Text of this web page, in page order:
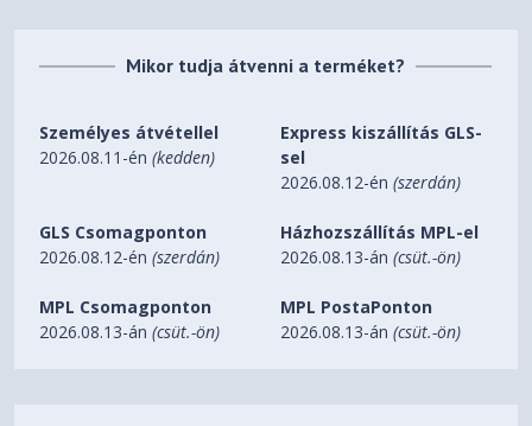
Képernyőméret (Class)57
Sík / Ívelt Ívelt
Aktív kijelző méret (Szé x Ma) (mm) 1394.6112 x
Ívelt képernyő1000R
Képarány32:9
Mikor tudja átvenni a terméket?
Személyes átvétellel
2026.08.11-én(kedden)
Express kiszállítás GLS-
sel
2026.08.12-én(szerdán)
GLS Csomagponton
2026.08.12-én(szerdán)
Házhozszállítás MPL-el
2026.08.13-án(csüt.-ön)
MPL Csomagponton
2026.08.13-án(csüt.-ön)
MPL PostaPonton
2026.08.13-án(csüt.-ön)